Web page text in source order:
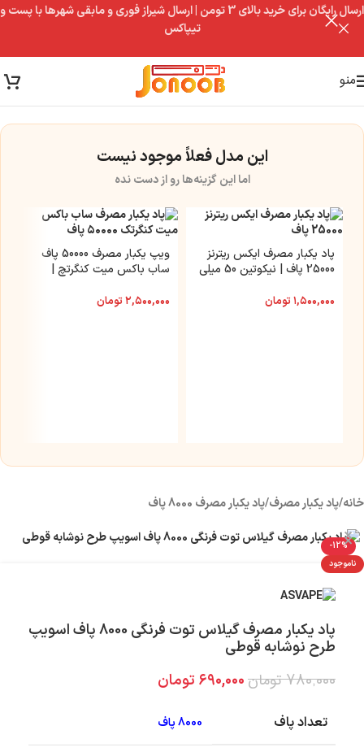
ارسال رایگان برای خرید بالای 3 تومن | ارسال شیراز فوری و مابقی شهرها با پست و
تیپاکس
منو
این مدل فعلاً موجود نیست
اما این گزینه‌ها رو از دست نده
پاد یکبار مصرف ایکس ریترنز
25000 پاف | نیکوتین 50 میلی
۱,۵۰۰,۰۰۰ تومان
ویپ یکبار مصرف 50000 پاف
ساب باکس میت کنگرتچ |
۲,۵۰۰,۰۰۰ تومان
خانه/پاد یکبار مصرف/پاد یکبار مصرف 8000 پاف
-12%
ناموجود
پاد یکبار مصرف گیلاس توت فرنگی 8000 پاف اسویپ
طرح نوشابه قوطی
۷۸۰,۰۰۰تومان۶۹۰,۰۰۰ تومان
تعداد پاف 8000 پاف